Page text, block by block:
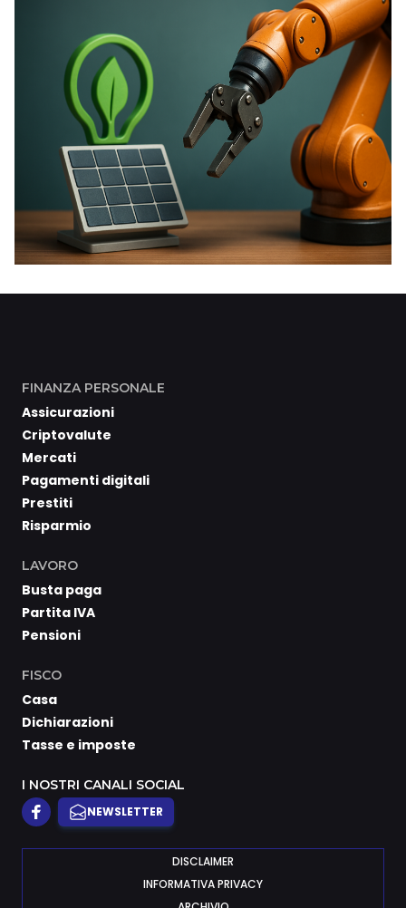
FINANZA PERSONALE
Assicurazioni
Criptovalute
Mercati
Pagamenti digitali
Prestiti
Risparmio
LAVORO
Busta paga
Partita IVA
Pensioni
FISCO
Casa
Dichiarazioni
Tasse e imposte
I NOSTRI CANALI SOCIAL
NEWSLETTER
DISCLAIMER
INFORMATIVA PRIVACY